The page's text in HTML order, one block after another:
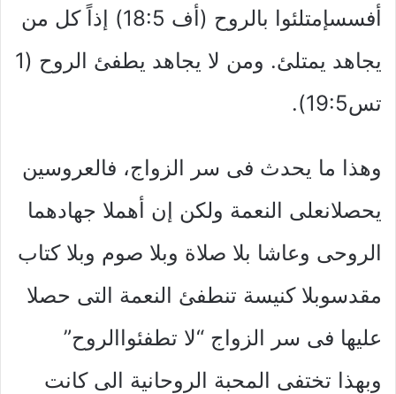
أفسسإمتلئوا بالروح (أف 18:5) إذاً كل من
يجاهد يمتلئ. ومن لا يجاهد يطفئ الروح (1
تس19:5).
وهذا ما يحدث فى سر الزواج، فالعروسين
يحصلانعلى النعمة ولكن إن أهملا جهادهما
الروحى وعاشا بلا صلاة وبلا صوم وبلا كتاب
مقدسوبلا كنيسة تنطفئ النعمة التى حصلا
عليها فى سر الزواج “لا تطفئواالروح”
وبهذا تختفى المحبة الروحانية الى كانت